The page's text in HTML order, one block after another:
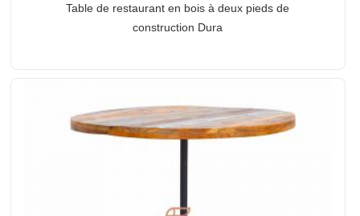
Table de restaurant en bois à deux pieds de
construction Dura